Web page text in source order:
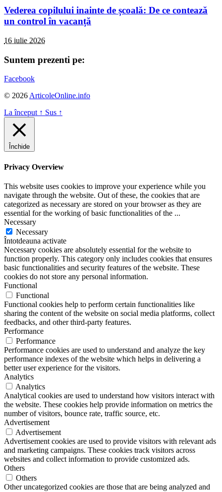
Vederea copilului inainte de școală: De ce contează
un control în vacanță
16 iulie 2026
Suntem prezenti pe:
Facebook
© 2026 ArticoleOnline.info
La început ↑ Sus ↑
Închide
Privacy Overview
This website uses cookies to improve your experience while you
navigate through the website. Out of these, the cookies that are
categorized as necessary are stored on your browser as they are
essential for the working of basic functionalities of the ...
Necessary
Necessary
Întotdeauna activate
Necessary cookies are absolutely essential for the website to
function properly. This category only includes cookies that ensures
basic functionalities and security features of the website. These
cookies do not store any personal information.
Functional
Functional
Functional cookies help to perform certain functionalities like
sharing the content of the website on social media platforms, collect
feedbacks, and other third-party features.
Performance
Performance
Performance cookies are used to understand and analyze the key
performance indexes of the website which helps in delivering a
better user experience for the visitors.
Analytics
Analytics
Analytical cookies are used to understand how visitors interact with
the website. These cookies help provide information on metrics the
number of visitors, bounce rate, traffic source, etc.
Advertisement
Advertisement
Advertisement cookies are used to provide visitors with relevant ads
and marketing campaigns. These cookies track visitors across
websites and collect information to provide customized ads.
Others
Others
Other uncategorized cookies are those that are being analyzed and